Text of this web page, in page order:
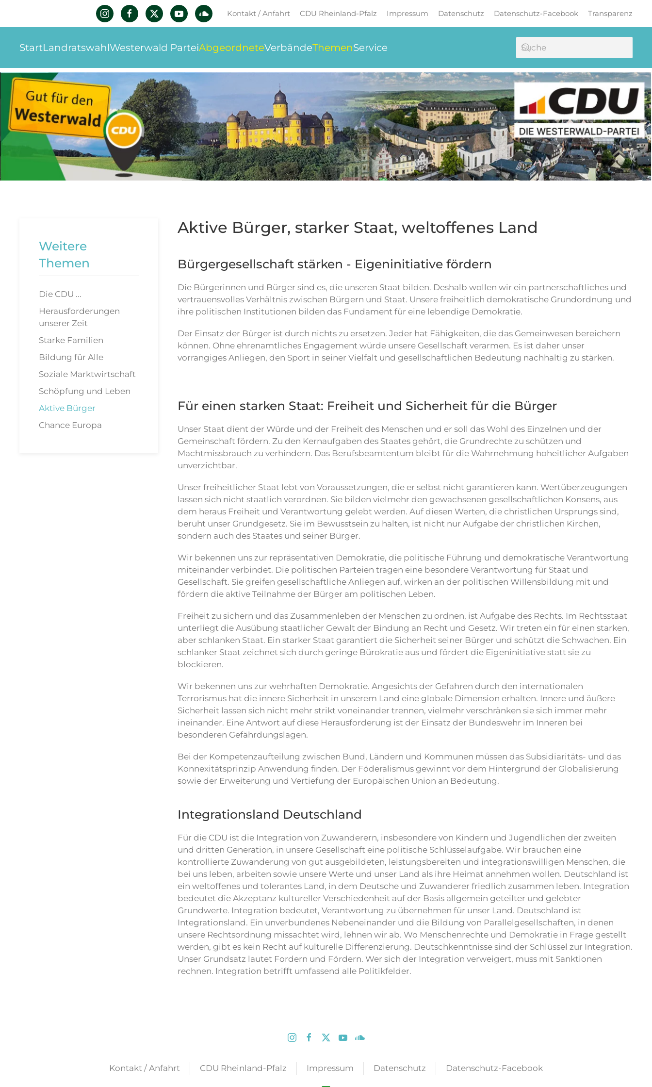
Zum Hauptinhalt springen
Kontakt / Anfahrt CDU Rheinland-Pfalz Impressum Datenschutz Datenschutz-Facebook Transparenz
StartLandratswahlWesterwald ParteiAbgeordneteVerbändeThemenService
Weitere
Themen
Die CDU ...
Herausforderungen
unserer Zeit
Starke Familien
Bildung für Alle
Soziale Marktwirtschaft
Schöpfung und Leben
Aktive Bürger
Chance Europa
Aktive Bürger, starker Staat, weltoffenes Land
Bürgergesellschaft stärken - Eigeninitiative fördern
Die Bürgerinnen und Bürger sind es, die unseren Staat bilden. Deshalb wollen wir ein partnerschaftliches und
vertrauensvolles Verhältnis zwischen Bürgern und Staat. Unsere freiheitlich demokratische Grundordnung und
ihre politischen Institutionen bilden das Fundament für eine lebendige Demokratie.
Der Einsatz der Bürger ist durch nichts zu ersetzen. Jeder hat Fähigkeiten, die das Gemeinwesen bereichern
können. Ohne ehrenamtliches Engagement würde unsere Gesellschaft verarmen. Es ist daher unser
vorrangiges Anliegen, den Sport in seiner Vielfalt und gesellschaftlichen Bedeutung nachhaltig zu stärken.
Für einen starken Staat: Freiheit und Sicherheit für die Bürger
Unser Staat dient der Würde und der Freiheit des Menschen und er soll das Wohl des Einzelnen und der
Gemeinschaft fördern. Zu den Kernaufgaben des Staates gehört, die Grundrechte zu schützen und
Machtmissbrauch zu verhindern. Das Berufsbeamtentum bleibt für die Wahrnehmung hoheitlicher Aufgaben
unverzichtbar.
Unser freiheitlicher Staat lebt von Voraussetzungen, die er selbst nicht garantieren kann. Wertüberzeugungen
lassen sich nicht staatlich verordnen. Sie bilden vielmehr den gewachsenen gesellschaftlichen Konsens, aus
dem heraus Freiheit und Verantwortung gelebt werden. Auf diesen Werten, die christlichen Ursprungs sind,
beruht unser Grundgesetz. Sie im Bewusstsein zu halten, ist nicht nur Aufgabe der christlichen Kirchen,
sondern auch des Staates und seiner Bürger.
Wir bekennen uns zur repräsentativen Demokratie, die politische Führung und demokratische Verantwortung
miteinander verbindet. Die politischen Parteien tragen eine besondere Verantwortung für Staat und
Gesellschaft. Sie greifen gesellschaftliche Anliegen auf, wirken an der politischen Willensbildung mit und
fördern die aktive Teilnahme der Bürger am politischen Leben.
Freiheit zu sichern und das Zusammenleben der Menschen zu ordnen, ist Aufgabe des Rechts. Im Rechtsstaat
unterliegt die Ausübung staatlicher Gewalt der Bindung an Recht und Gesetz. Wir treten ein für einen starken,
aber schlanken Staat. Ein starker Staat garantiert die Sicherheit seiner Bürger und schützt die Schwachen. Ein
schlanker Staat zeichnet sich durch geringe Bürokratie aus und fördert die Eigeninitiative statt sie zu
blockieren.
Wir bekennen uns zur wehrhaften Demokratie. Angesichts der Gefahren durch den internationalen
Terrorismus hat die innere Sicherheit in unserem Land eine globale Dimension erhalten. Innere und äußere
Sicherheit lassen sich nicht mehr strikt voneinander trennen, vielmehr verschränken sie sich immer mehr
ineinander. Eine Antwort auf diese Herausforderung ist der Einsatz der Bundeswehr im Inneren bei
besonderen Gefährdungslagen.
Bei der Kompetenzaufteilung zwischen Bund, Ländern und Kommunen müssen das Subsidiaritäts- und das
Konnexitätsprinzip Anwendung finden. Der Föderalismus gewinnt vor dem Hintergrund der Globalisierung
sowie der Erweiterung und Vertiefung der Europäischen Union an Bedeutung.
Integrationsland Deutschland
Für die CDU ist die Integration von Zuwanderern, insbesondere von Kindern und Jugendlichen der zweiten
und dritten Generation, in unsere Gesellschaft eine politische Schlüsselaufgabe. Wir brauchen eine
kontrollierte Zuwanderung von gut ausgebildeten, leistungsbereiten und integrationswilligen Menschen, die
bei uns leben, arbeiten sowie unsere Werte und unser Land als ihre Heimat annehmen wollen. Deutschland ist
ein weltoffenes und tolerantes Land, in dem Deutsche und Zuwanderer friedlich zusammen leben. Integration
bedeutet die Akzeptanz kultureller Verschiedenheit auf der Basis allgemein geteilter und gelebter
Grundwerte. Integration bedeutet, Verantwortung zu übernehmen für unser Land. Deutschland ist
Integrationsland. Ein unverbundenes Nebeneinander und die Bildung von Parallelgesellschaften, in denen
unsere Rechtsordnung missachtet wird, lehnen wir ab. Wo Menschenrechte und Demokratie in Frage gestellt
werden, gibt es kein Recht auf kulturelle Differenzierung. Deutschkenntnisse sind der Schlüssel zur Integration.
Unser Grundsatz lautet Fordern und Fördern. Wer sich der Integration verweigert, muss mit Sanktionen
rechnen. Integration betrifft umfassend alle Politikfelder.
Kontakt / Anfahrt CDU Rheinland-Pfalz Impressum Datenschutz Datenschutz-Facebook